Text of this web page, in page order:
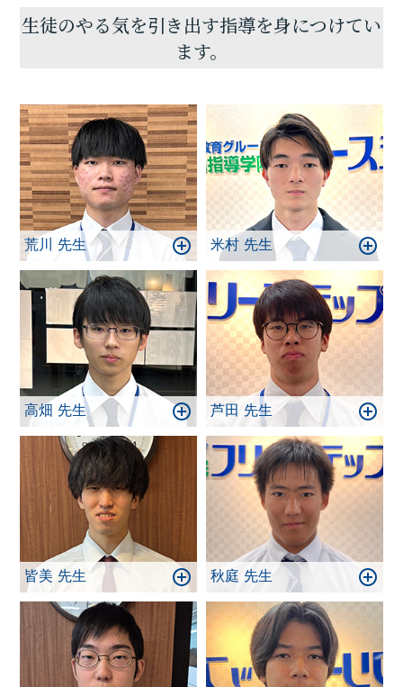
の実現をしましょう！
生徒のやる気を引き出す指導を身につけてい
ます。
荒川 先生 米村 先生
高畑 先生 芦田 先生
皆美 先生 秋庭 先生